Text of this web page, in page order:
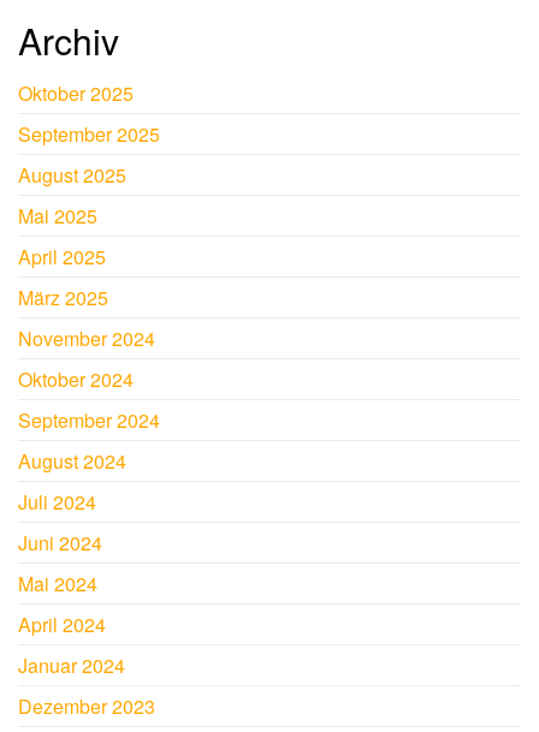
Archiv
Oktober 2025
September 2025
August 2025
Mai 2025
April 2025
März 2025
November 2024
Oktober 2024
September 2024
August 2024
Juli 2024
Juni 2024
Mai 2024
April 2024
Januar 2024
Dezember 2023